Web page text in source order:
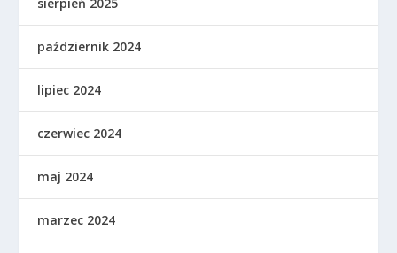
październik 2024
lipiec 2024
czerwiec 2024
maj 2024
marzec 2024